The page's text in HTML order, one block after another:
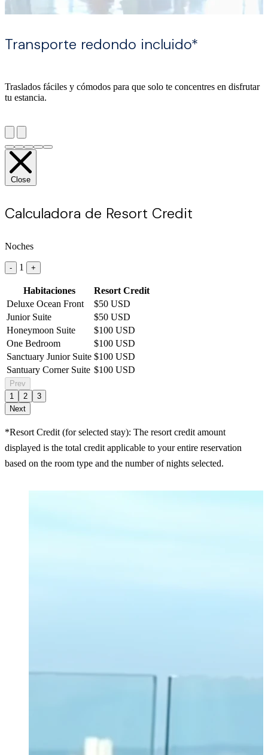
Transporte redondo incluido*
Traslados fáciles y cómodos para que solo te concentres en disfrutar
tu estancia.
Close
Calculadora de Resort Credit
Noches
- 1 +
Habitaciones
Resort Credit
Deluxe Ocean Front
$50 USD
Junior Suite
$50 USD
Honeymoon Suite
$100 USD
One Bedroom
$100 USD
Sanctuary Junior Suite $100 USD
Santuary Corner Suite $100 USD
Prev
1
2
3
Next
*Resort Credit (for selected stay): The resort credit amount
displayed is the total credit applicable to your entire reservation
based on the room type and the number of nights selected.